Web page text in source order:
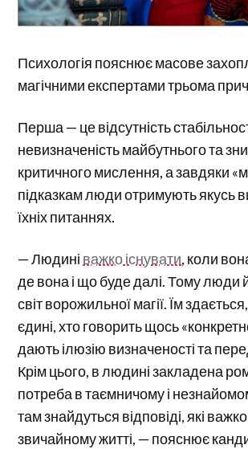
Психологія пояснює масове
магічними експертами трьома
Перша — це відсутність
невизначеність майбутнього та
критичного мислення, а завдяки
підказкам люди отримують якусь
їхніх питаннях.
— Людині важко існувати, коли
де вона і що буде далі. Тому люди
світ ворожильної магії. Їм
єдині, хто говорить щось
дають ілюзію визначеності та
Крім цього, в людині закладена
потреба в таємничому і
там знайдуться відповіді, які
звичайному житті, — пояснює